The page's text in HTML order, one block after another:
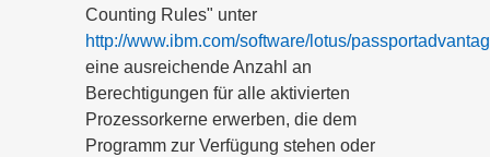
Counting Rules" unter
http://www.ibm.com/software/lotus/
eine ausreichende Anzahl an
Berechtigungen für alle aktivierten
Prozessorkerne erwerben, die dem
Programm zur Verfügung stehen oder